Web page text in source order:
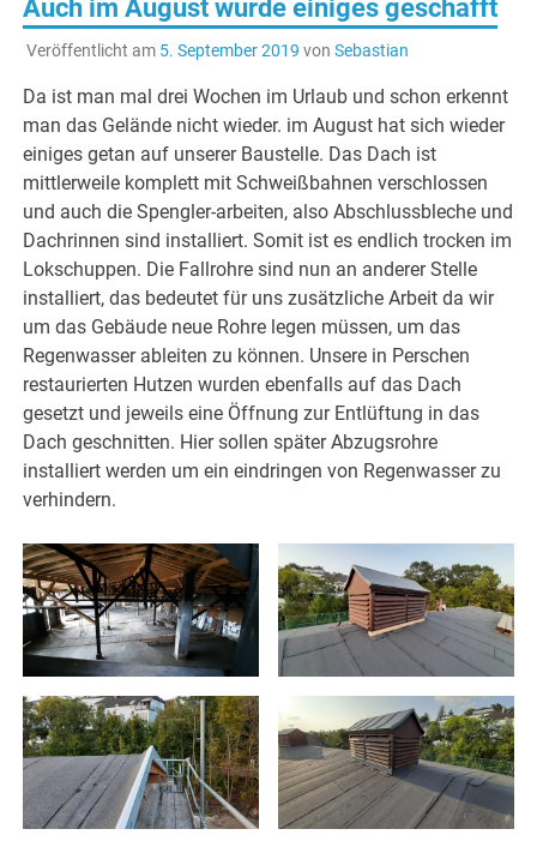
Auch im August wurde einiges geschafft
Veröffentlicht am 5. September 2019 von Sebastian
Da ist man mal drei Wochen im Urlaub und schon erkennt
man das Gelände nicht wieder. im August hat sich wieder
einiges getan auf unserer Baustelle. Das Dach ist
mittlerweile komplett mit Schweißbahnen verschlossen
und auch die Spengler-arbeiten, also Abschlussbleche und
Dachrinnen sind installiert. Somit ist es endlich trocken im
Lokschuppen. Die Fallrohre sind nun an anderer Stelle
installiert, das bedeutet für uns zusätzliche Arbeit da wir
um das Gebäude neue Rohre legen müssen, um das
Regenwasser ableiten zu können. Unsere in Perschen
restaurierten Hutzen wurden ebenfalls auf das Dach
gesetzt und jeweils eine Öffnung zur Entlüftung in das
Dach geschnitten. Hier sollen später Abzugsrohre
installiert werden um ein eindringen von Regenwasser zu
verhindern.